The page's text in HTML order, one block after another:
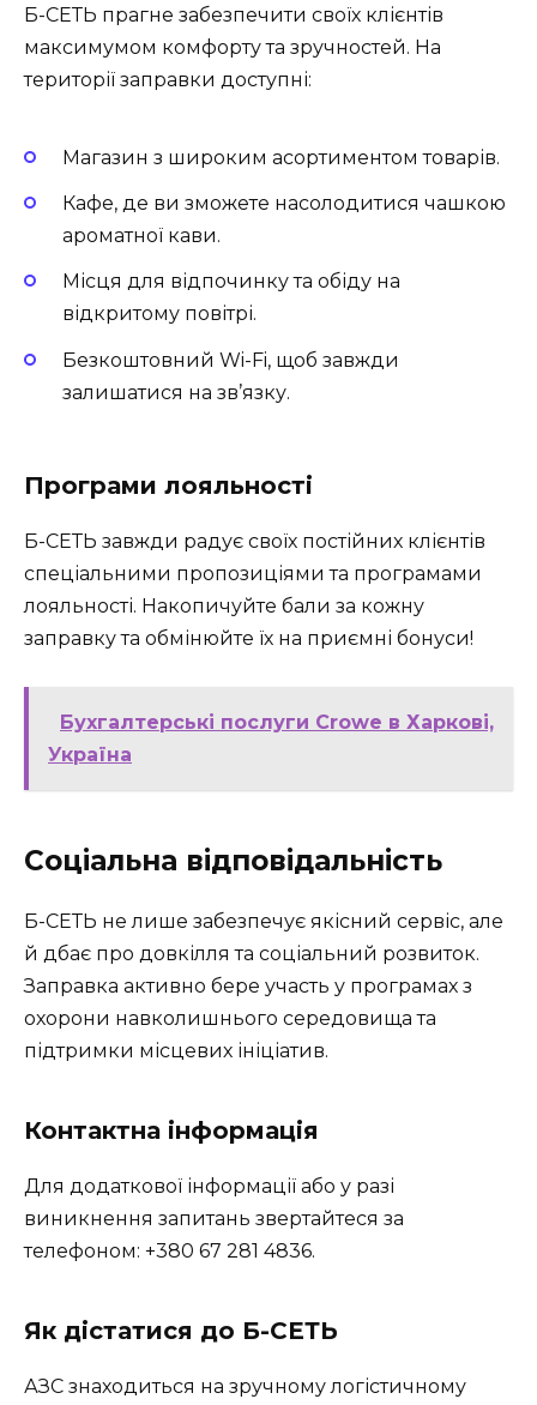
Б-СЕТЬ прагне забезпечити своїх клієнтів
максимумом комфорту та зручностей. На
території заправки доступні:
Магазин з широким асортиментом товарів.
Кафе, де ви зможете насолодитися чашкою
ароматної кави.
Місця для відпочинку та обіду на
відкритому повітрі.
Безкоштовний Wi-Fi, щоб завжди
залишатися на зв’язку.
Програми лояльності
Б-СЕТЬ завжди радує своїх постійних клієнтів
спеціальними пропозиціями та програмами
лояльності. Накопичуйте бали за кожну
заправку та обмінюйте їх на приємні бонуси!
Бухгалтерські послуги Crowe в Харкові,
Україна
Соціальна відповідальність
Б-СЕТЬ не лише забезпечує якісний сервіс, але
й дбає про довкілля та соціальний розвиток.
Заправка активно бере участь у програмах з
охорони навколишнього середовища та
підтримки місцевих ініціатив.
Контактна інформація
Для додаткової інформації або у разі
виникнення запитань звертайтеся за
телефоном: +380 67 281 4836.
Як дістатися до Б-СЕТЬ
АЗС знаходиться на зручному логістичному